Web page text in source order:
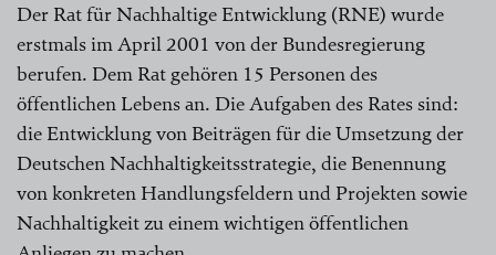
Der Rat für Nachhaltige Entwicklung (RNE) wurde
erstmals im April 2001 von der Bundesregierung
berufen. Dem Rat gehören 15 Personen des
öffentlichen Lebens an. Die Aufgaben des Rates sind:
die Entwicklung von Beiträgen für die Umsetzung der
Deutschen Nachhaltigkeitsstrategie, die Benennung
von konkreten Handlungsfeldern und Projekten sowie
Nachhaltigkeit zu einem wichtigen öffentlichen